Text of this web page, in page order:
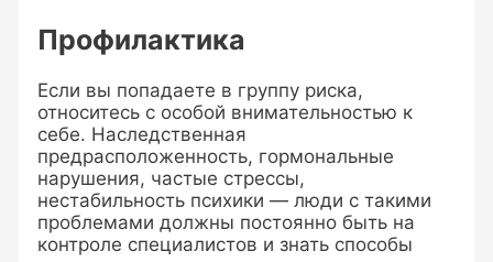
Профилактика
Если вы попадаете в группу риска,
относитесь с особой внимательностью к
себе. Наследственная
предрасположенность, гормональные
нарушения, частые стрессы,
нестабильность психики — люди с такими
проблемами должны постоянно быть на
контроле специалистов и знать способы